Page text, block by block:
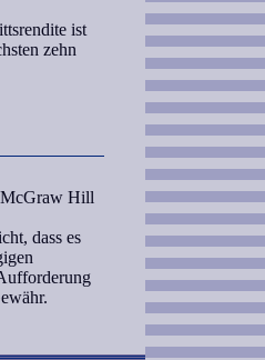
ist
zehn
McGraw Hill
dass es